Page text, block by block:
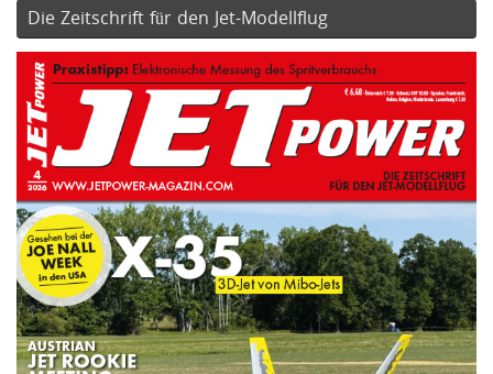
Die Zeitschrift für den Jet-Modellflug